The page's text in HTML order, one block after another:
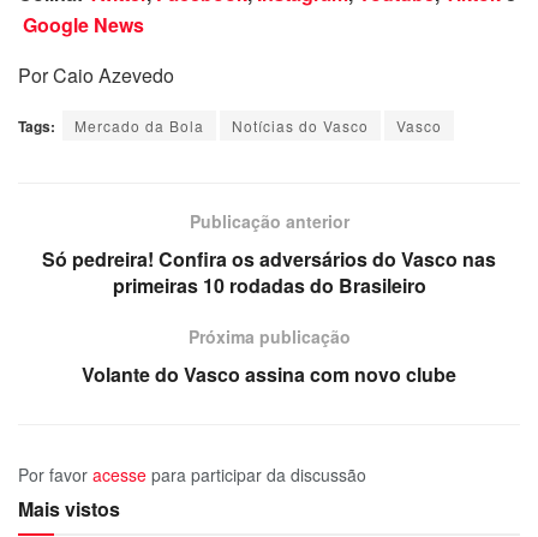
Google News
Por Caio Azevedo
Tags: Mercado da Bola Notícias do Vasco Vasco
Publicação anterior
Só pedreira! Confira os adversários do Vasco nas
primeiras 10 rodadas do Brasileiro
Próxima publicação
Volante do Vasco assina com novo clube
Por favor acesse para participar da discussão
Mais vistos